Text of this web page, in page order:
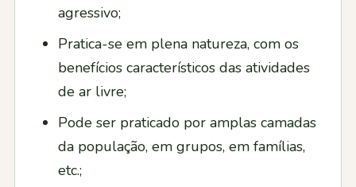
agressivo;
Pratica-se em plena natureza, com os
benefícios característicos das atividades
de ar livre;
Pode ser praticado por amplas camadas
da população, em grupos, em famílias,
etc.;